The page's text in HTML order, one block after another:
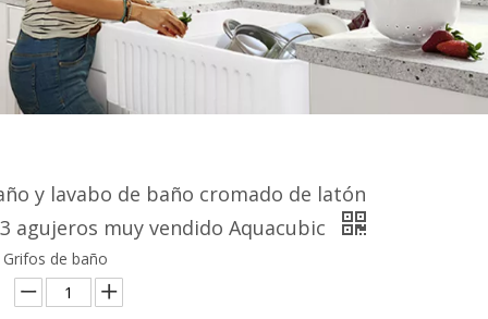
y lavabo de baño cromado de latón
agujeros muy vendido Aquacubic
de baño